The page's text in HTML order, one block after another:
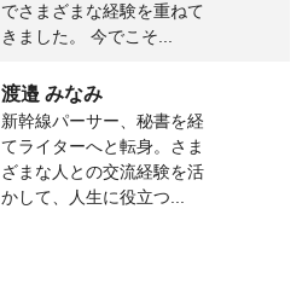
でさまざまな経験を重ねて
きました。 今でこそ...
渡邉 みなみ
新幹線パーサー、秘書を経
てライターへと転身。さま
ざまな人との交流経験を活
かして、人生に役立つ...